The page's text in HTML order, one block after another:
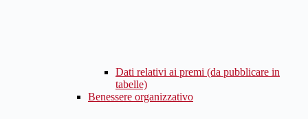
Dati relativi ai premi (da pubblicare in
tabelle)
Benessere organizzativo